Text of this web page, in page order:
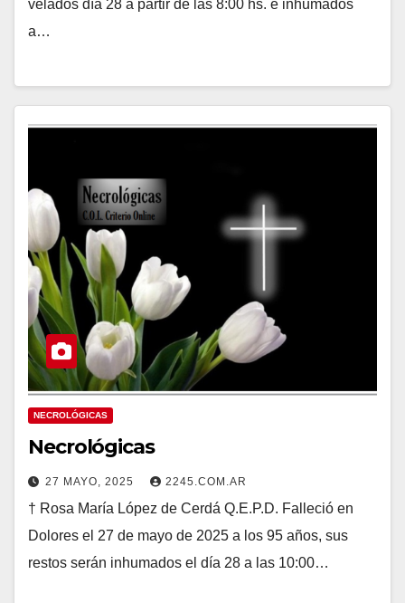
velados día 28 a partir de las 8:00 hs. e inhumados
a…
NECROLÓGICAS
Necrológicas
27 MAYO, 2025 2245.COM.AR
† Rosa María López de Cerdá Q.E.P.D. Falleció en
Dolores el 27 de mayo de 2025 a los 95 años, sus
restos serán inhumados el día 28 a las 10:00…